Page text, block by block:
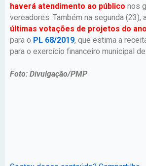
haverá atendimento ao público nos
vereadores. Também na segunda (23),
últimas votações de projetos do ano
para o PL 68/2019, que estima a
para o exercício financeiro municipal
Foto: Divulgação/PMP